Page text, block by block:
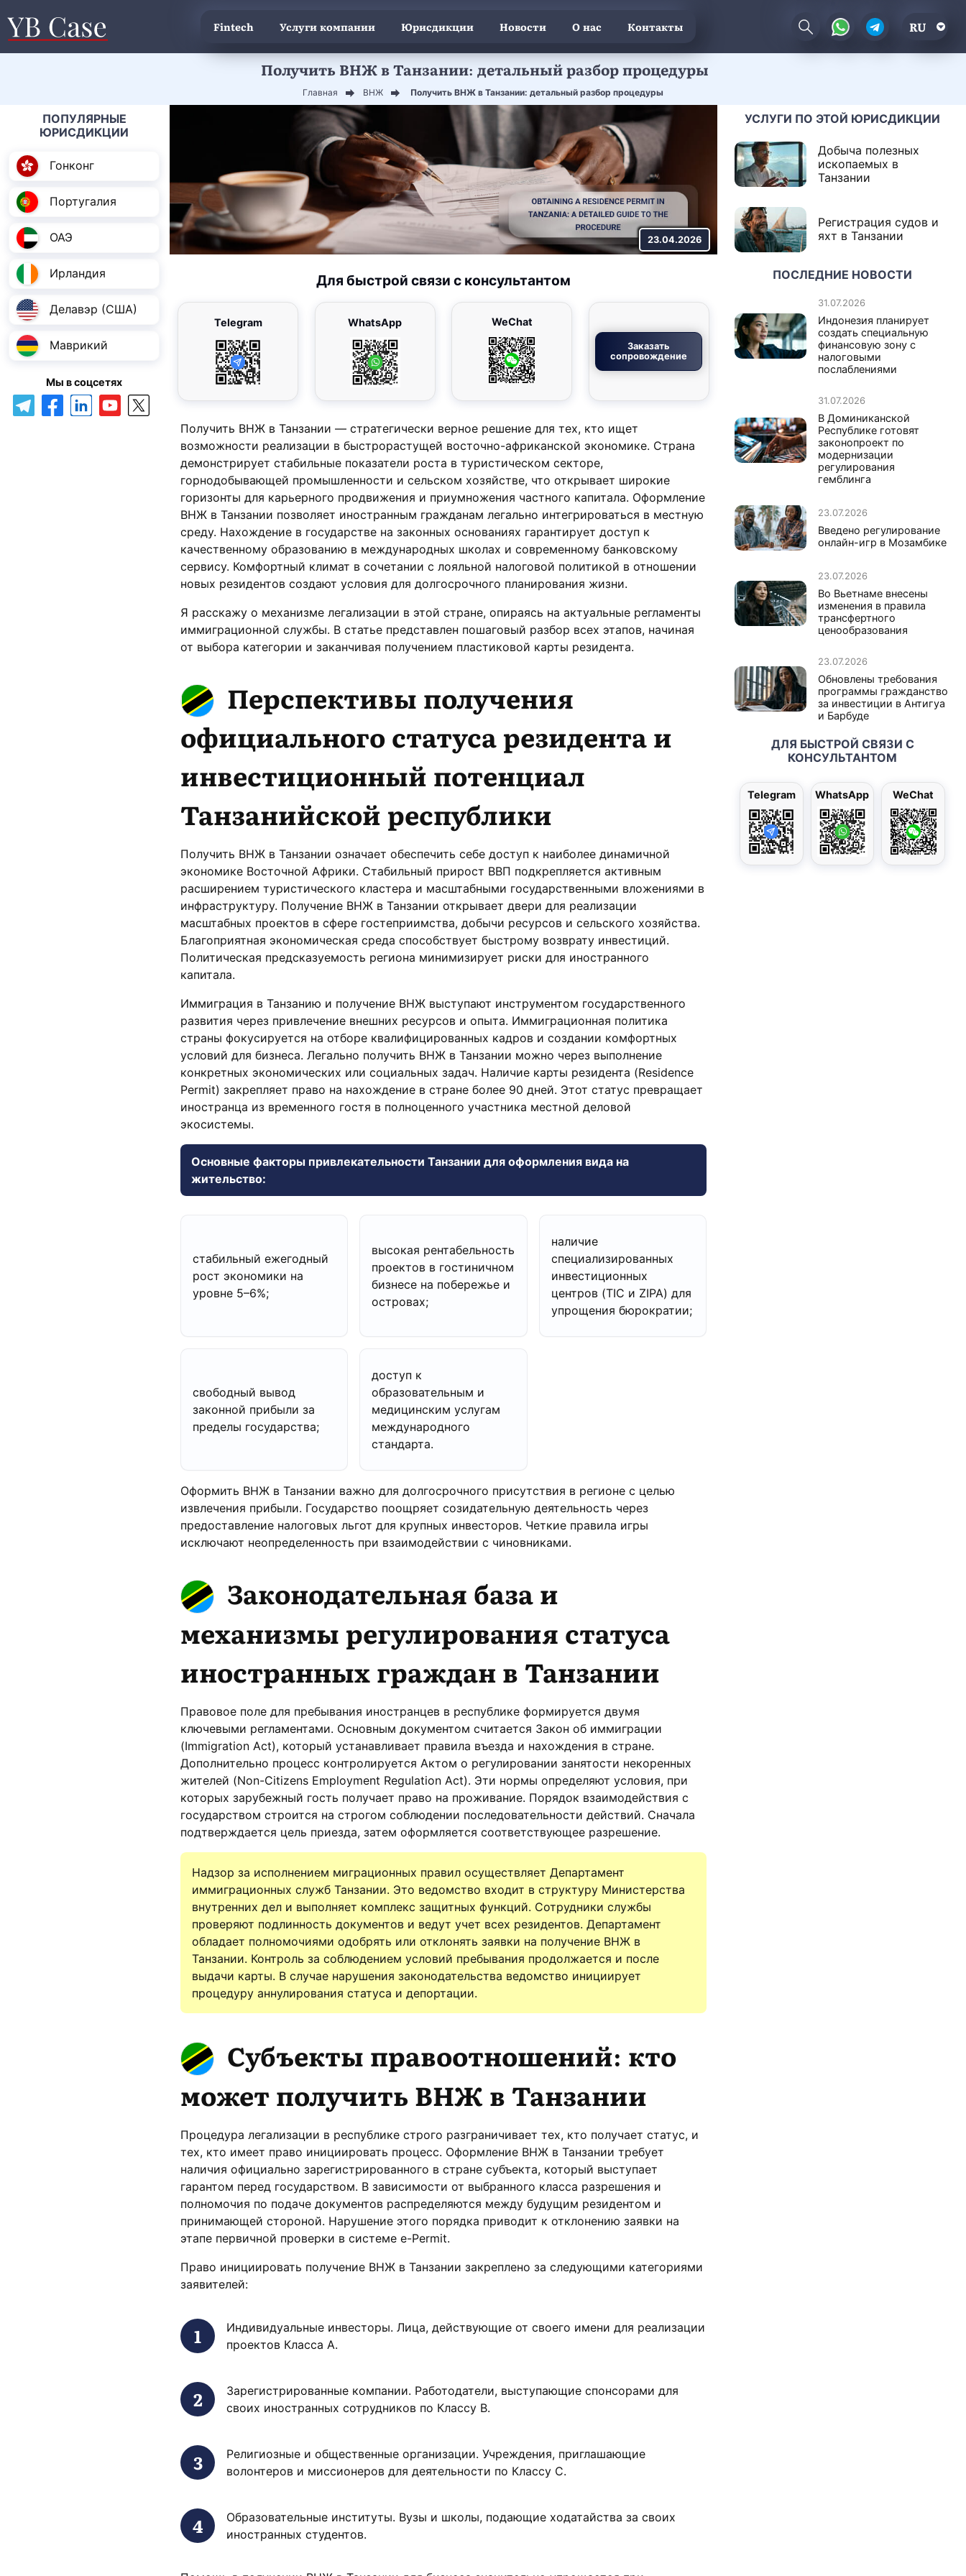
Fintech Услуги компании Юрисдикции Новости О нас Контакты RU
​​​​​​​ Получить ВНЖ в Танзании: детальный разбор процедуры
Главная ВНЖ ​​​​​​​ Получить ВНЖ в Танзании: детальный разбор процедуры
ПОПУЛЯРНЫЕ
ЮРИСДИКЦИИ
Гонконг
Португалия
ОАЭ
Ирландия
Делавэр (США)
Маврикий
Мы в соцсетях
23.04.2026
Для быстрой связи с консультантом
Telegram WhatsApp WeChat
Заказать
сопровождение
Получить ВНЖ в Танзании — стратегически верное решение для тех, кто ищет
возможности реализации в быстрорастущей восточно-африканской экономике. Страна
демонстрирует стабильные показатели роста в туристическом секторе,
горнодобывающей промышленности и сельском хозяйстве, что открывает широкие
горизонты для карьерного продвижения и приумножения частного капитала. Оформление
ВНЖ в Танзании позволяет иностранным гражданам легально интегрироваться в местную
среду. Нахождение в государстве на законных основаниях гарантирует доступ к
качественному образованию в международных школах и современному банковскому
сервису. Комфортный климат в сочетании с лояльной налоговой политикой в отношении
новых резидентов создают условия для долгосрочного планирования жизни.
Я расскажу о механизме легализации в этой стране, опираясь на актуальные регламенты
иммиграционной службы. В статье представлен пошаговый разбор всех этапов, начиная
от выбора категории и заканчивая получением пластиковой карты резидента.
Перспективы получения
официального статуса резидента и
инвестиционный потенциал
Танзанийской республики
Получить ВНЖ в Танзании означает обеспечить себе доступ к наиболее динамичной
экономике Восточной Африки. Стабильный прирост ВВП подкрепляется активным
расширением туристического кластера и масштабными государственными вложениями в
инфраструктуру. Получение ВНЖ в Танзании открывает двери для реализации
масштабных проектов в сфере гостеприимства, добычи ресурсов и сельского хозяйства.
Благоприятная экономическая среда способствует быстрому возврату инвестиций.
Политическая предсказуемость региона минимизирует риски для иностранного
капитала.
Иммиграция в Танзанию и получение ВНЖ выступают инструментом государственного
развития через привлечение внешних ресурсов и опыта. Иммиграционная политика
страны фокусируется на отборе квалифицированных кадров и создании комфортных
условий для бизнеса. Легально получить ВНЖ в Танзании можно через выполнение
конкретных экономических или социальных задач. Наличие карты резидента (Residence
Permit) закрепляет право на нахождение в стране более 90 дней. Этот статус превращает
иностранца из временного гостя в полноценного участника местной деловой
экосистемы.
Основные факторы привлекательности Танзании для оформления вида на
жительство:
стабильный ежегодный
рост экономики на
уровне 5–6%;
высокая рентабельность
проектов в гостиничном
бизнесе на побережье и
островах;
наличие
специализированных
инвестиционных
центров (TIC и ZIPA) для
упрощения бюрократии;
свободный вывод
законной прибыли за
пределы государства;
доступ к
образовательным и
медицинским услугам
международного
стандарта.
Оформить ВНЖ в Танзании важно для долгосрочного присутствия в регионе с целью
извлечения прибыли. Государство поощряет созидательную деятельность через
предоставление налоговых льгот для крупных инвесторов. Четкие правила игры
исключают неопределенность при взаимодействии с чиновниками.
Законодательная база и
механизмы регулирования статуса
иностранных граждан в Танзании
Правовое поле для пребывания иностранцев в республике формируется двумя
ключевыми регламентами. Основным документом считается Закон об иммиграции
(Immigration Act), который устанавливает правила въезда и нахождения в стране.
Дополнительно процесс контролируется Актом о регулировании занятости некоренных
жителей (Non-Citizens Employment Regulation Act). Эти нормы определяют условия, при
которых зарубежный гость получает право на проживание. Порядок взаимодействия с
государством строится на строгом соблюдении последовательности действий. Сначала
подтверждается цель приезда, затем оформляется соответствующее разрешение.
Надзор за исполнением миграционных правил осуществляет Департамент
иммиграционных служб Танзании. Это ведомство входит в структуру Министерства
внутренних дел и выполняет комплекс защитных функций. Сотрудники службы
проверяют подлинность документов и ведут учет всех резидентов. Департамент
обладает полномочиями одобрять или отклонять заявки на получение ВНЖ в
Танзании. Контроль за соблюдением условий пребывания продолжается и после
выдачи карты. В случае нарушения законодательства ведомство инициирует
процедуру аннулирования статуса и депортации.
Субъекты правоотношений: кто
может получить ВНЖ в Танзании
Процедура легализации в республике строго разграничивает тех, кто получает статус, и
тех, кто имеет право инициировать процесс. Оформление ВНЖ в Танзании требует
наличия официально зарегистрированного в стране субъекта, который выступает
гарантом перед государством. В зависимости от выбранного класса разрешения и
полномочия по подаче документов распределяются между будущим резидентом и
принимающей стороной. Нарушение этого порядка приводит к отклонению заявки на
этапе первичной проверки в системе e-Permit.
Право инициировать получение ВНЖ в Танзании закреплено за следующими категориями
заявителей:
Индивидуальные инвесторы. Лица, действующие от своего имени для реализации
проектов Класса А.
Зарегистрированные компании. Работодатели, выступающие спонсорами для
своих иностранных сотрудников по Классу B.
Религиозные и общественные организации. Учреждения, приглашающие
волонтеров и миссионеров для деятельности по Классу C.
Образовательные институты. Вузы и школы, подающие ходатайства за своих
иностранных студентов.
УСЛУГИ ПО ЭТОЙ ЮРИСДИКЦИИ
Добыча полезных
ископаемых в
Танзании
Регистрация судов и
яхт в Танзании
ПОСЛЕДНИЕ НОВОСТИ
31.07.2026
Индонезия планирует
создать специальную
финансовую зону с
налоговыми
послаблениями
31.07.2026
В Доминиканской
Республике готовят
законопроект по
модернизации
регулирования
гемблинга
23.07.2026
Введено регулирование
онлайн-игр в Мозамбике
23.07.2026
Во Вьетнаме внесены
изменения в правила
трансфертного
ценообразования
23.07.2026
Обновлены требования
программы гражданство
за инвестиции в Антигуа
и Барбуде
ДЛЯ БЫСТРОЙ СВЯЗИ С
КОНСУЛЬТАНТОМ
Telegram WhatsApp WeChat